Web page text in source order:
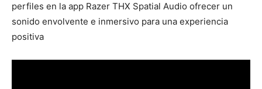
perfiles en la app Razer THX Spatial Audio ofrecer un
sonido envolvente e inmersivo para una experiencia
positiva